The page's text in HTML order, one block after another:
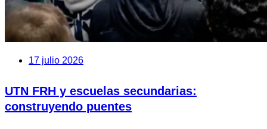
17 julio 2026
UTN FRH y escuelas secundarias:
construyendo puentes